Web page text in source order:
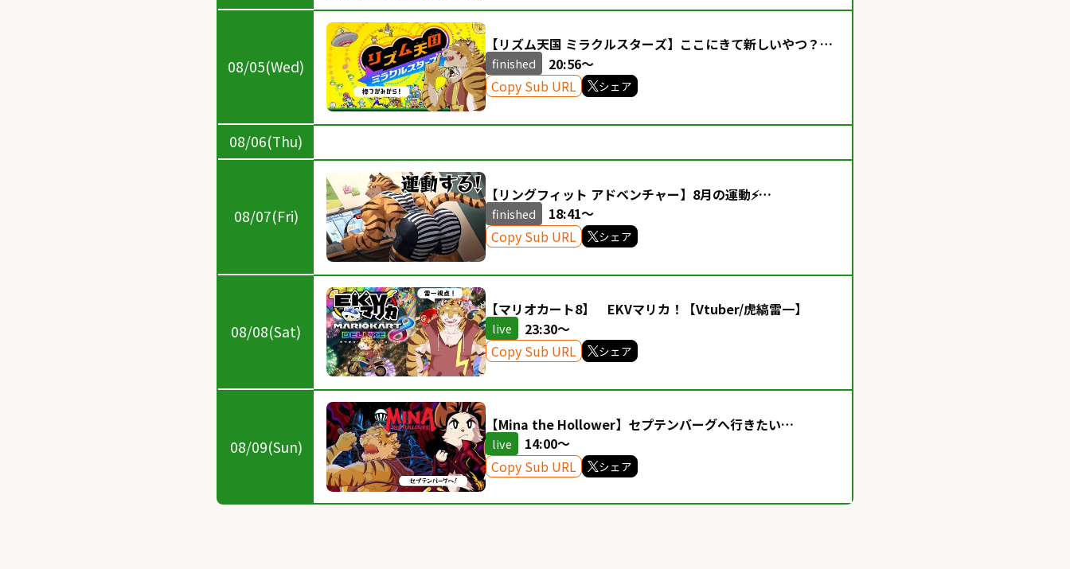
08/05(Wed)
【リズム天国 ミラクルスターズ】ここにきて新しいやつ？！
#3【Vtuber/虎縞雷一】
finished
20:56～
Copy Sub URL
シェア
08/06(Thu)
08/07(Fri)
【リングフィット アドベンチャー】8月の運動⚡
#97【Vtuber/虎縞雷一】
finished
18:41～
Copy Sub URL
シェア
08/08(Sat)
【マリオカート8】 EKVマリカ！【Vtuber/虎縞雷一】
live
23:30～
Copy Sub URL
シェア
08/09(Sun)
【Mina the Hollower】セプテンバーグへ行きたい
#8【Vtuber/虎縞雷一】
live
14:00～
Copy Sub URL
シェア